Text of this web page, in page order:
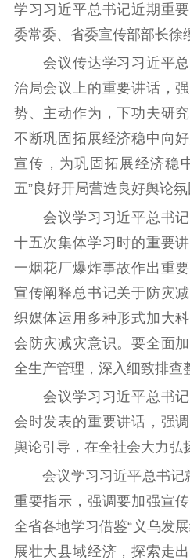
工作
理论
理论学习 宣传
哲学
社科强省 工作
江苏文脉
新闻宣
主题宣传 对外
记者之家
文化
精品生产 文化
文化交流
体制
紫金文化艺术节
品牌
精神
文明创建 文明实
先进
社会
学习习近平总书记近期重
委常委、省委宣传部部长徐
会议传达学习习近平总
治局会议上的重要讲话，
势、主动作为，下功夫研
不断巩固拓展经济稳中向
宣传，为巩固拓展经济稳
五”良好开局营造良好舆论氛
会议学习习近平总书记
十五次集体学习时的重要
一烟花厂爆炸事故作出重
宣传阐释总书记关于防灾
织媒体运用多种形式加大
会防灾减灾意识。要全面
全生产管理，深入细致排查
会议学习习近平总书记
会时发表的重要讲话，强
舆论引导，在全社会大力弘
会议学习习近平总书记
重要指示，强调要加强宣
全省各地学习借鉴“义乌发
展壮大县域经济，探索走